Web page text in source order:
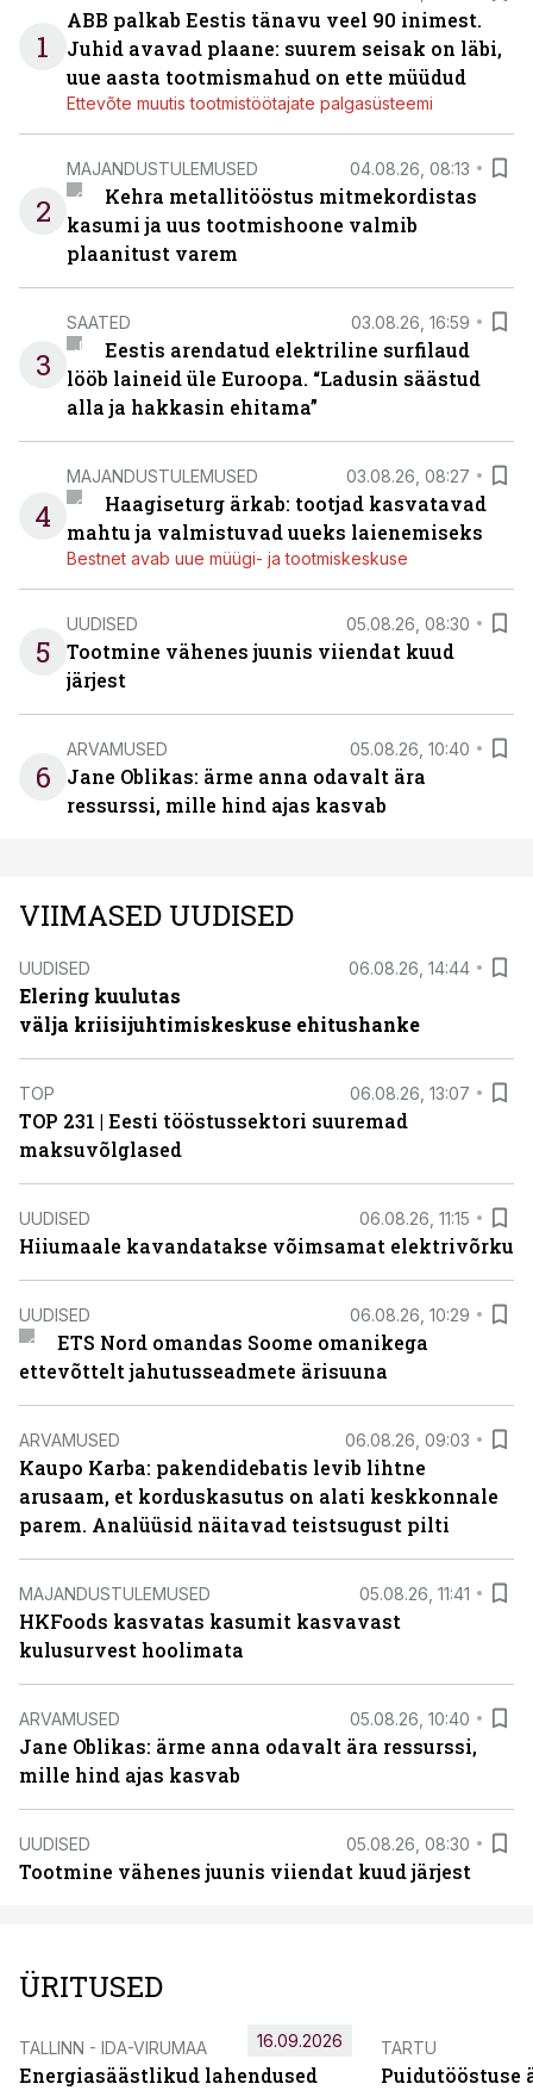
1
ABB palkab Eestis tänavu veel 90 inimest.
Juhid avavad plaane: suurem seisak on läbi,
uue aasta tootmismahud on ette müüdud
Ettevõte muutis tootmistöötajate palgasüsteemi
2
MAJANDUSTULEMUSED 04.08.26, 08:13
Kehra metallitööstus mitmekordistas
kasumi ja uus tootmishoone valmib
plaanitust varem
3
SAATED 03.08.26, 16:59
Eestis arendatud elektriline surfilaud
lööb laineid üle Euroopa. “Ladusin säästud
alla ja hakkasin ehitama”
4
MAJANDUSTULEMUSED 03.08.26, 08:27
Haagiseturg ärkab: tootjad kasvatavad
mahtu ja valmistuvad uueks laienemiseks
Bestnet avab uue müügi- ja tootmiskeskuse
5
UUDISED 05.08.26, 08:30
Tootmine vähenes juunis viiendat kuud
järjest
6
ARVAMUSED 05.08.26, 10:40
Jane Oblikas: ärme anna odavalt ära
ressurssi, mille hind ajas kasvab
VIIMASED UUDISED
UUDISED 06.08.26, 14:44
Elering kuulutas
välja kriisijuhtimiskeskuse ehitushanke
TOP 06.08.26, 13:07
TOP 231 | Eesti tööstussektori suuremad
maksuvõlglased
UUDISED 06.08.26, 11:15
Hiiumaale kavandatakse võimsamat elektrivõrku
UUDISED 06.08.26, 10:29
ETS Nord omandas Soome omanikega
ettevõttelt jahutusseadmete ärisuuna
ARVAMUSED 06.08.26, 09:03
Kaupo Karba: pakendidebatis levib lihtne
arusaam, et korduskasutus on alati keskkonnale
parem. Analüüsid näitavad teistsugust pilti
MAJANDUSTULEMUSED 05.08.26, 11:41
HKFoods kasvatas kasumit kasvavast
kulusurvest hoolimata
ARVAMUSED 05.08.26, 10:40
Jane Oblikas: ärme anna odavalt ära ressurssi,
mille hind ajas kasvab
UUDISED 05.08.26, 08:30
Tootmine vähenes juunis viiendat kuud järjest
ÜRITUSED
TALLINN - IDA-VIRUMAA
Energiasäästlikud lahendused
16.09.2026 TARTU
Puidutööstuse